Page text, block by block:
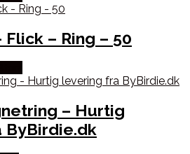
– Ring – 50
– Hurtig